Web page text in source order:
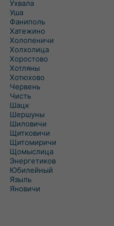
Ухвала
Уша
Фаниполь
Хатежино
Холопеничи
Холхолица
Хоростово
Хотляны
Хотюхово
Червень
Чисть
Шацк
Шершуны
Шиловичи
Щитковичи
Щитомиричи
Щомыслица
Энергетиков
Юбилейный
Языль
Яновичи